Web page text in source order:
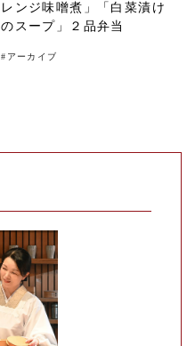
レンジ味噌煮」「白菜漬け
のスープ」２品弁当
# アーカイブ